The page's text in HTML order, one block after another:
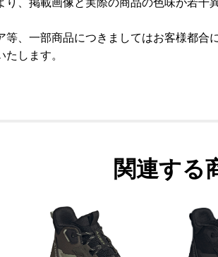
、一部商品につきましてはお客様都
します。
関連する